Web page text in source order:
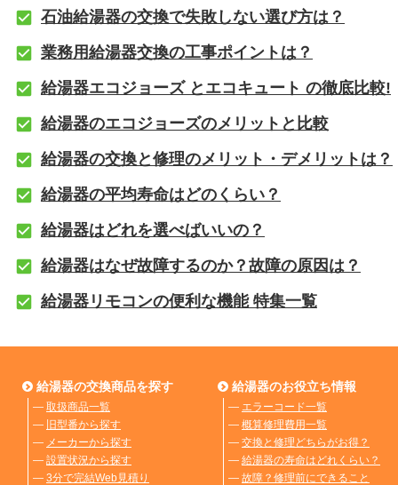
石油給湯器の交換で失敗しない選び方は？
業務用給湯器交換の工事ポイントは？
給湯器エコジョーズ とエコキュート の徹底比較!
給湯器のエコジョーズのメリットと比較
給湯器の交換と修理のメリット・デメリットは？
給湯器の平均寿命はどのくらい？
給湯器はどれを選べばいいの？
給湯器はなぜ故障するのか？故障の原因は？
給湯器リモコンの便利な機能 特集一覧
給湯器の交換商品を探す
― 取扱商品一覧
― 旧型番から探す
― メーカーから探す
― 設置状況から探す
― 3分で完結Web見積り
給湯器のお役立ち情報
― エラーコード一覧
― 概算修理費用一覧
― 交換と修理どちらがお得？
― 給湯器の寿命はどれくらい？
― 故障？修理前にできること